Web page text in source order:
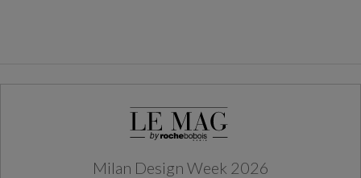
Milan Design Week 2026